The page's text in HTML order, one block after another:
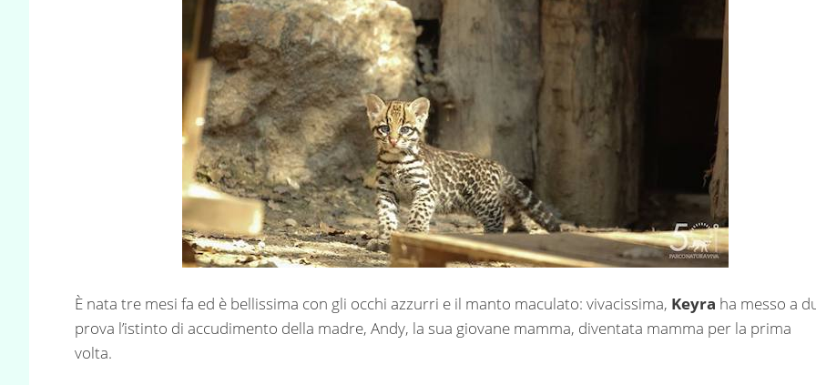
È nata tre mesi fa ed è bellissima con gli occhi azzurri e il manto maculato: vivacissima, Keyra ha messo a
prova l’istinto di accudimento della madre, Andy, la sua giovane mamma, diventata mamma per la prima
volta.